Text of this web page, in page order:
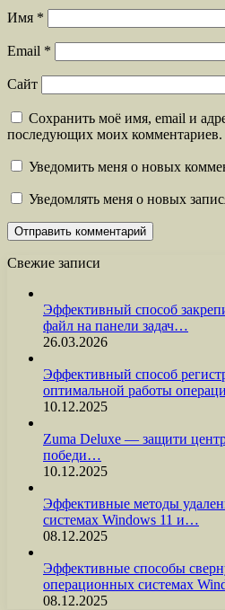
Имя *
Email *
Сайт
Сохранить моё имя, email и
последующих моих комментариев.
Уведомить меня о новых
Уведомлять меня о новых
Свежие записи
Эффективный способ
файл на панели задач…
26.03.2026
Эффективный способ
оптимальной работы
10.12.2025
Zuma Deluxe — защити
победи…
10.12.2025
Эффективные методы
системах Windows 11 и…
08.12.2025
Эффективные способы
операционных системах
08.12.2025